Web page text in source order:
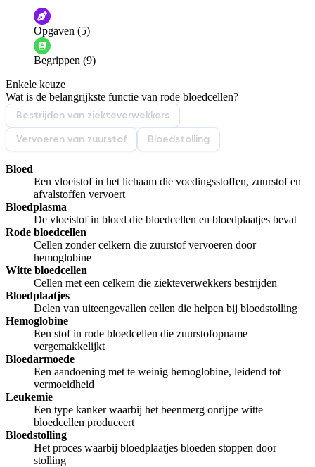
De audio is slecht
Informatie is onjuist
De docent is te langdradig
De uitleg gaat te langzaam
Afspelen werkte niet
Iets anders
Opgaven (5)
Begrippen (9)
Enkele keuze
Wat is de belangrijkste functie van rode bloedcellen?
Bestrijden van ziekteverwekkers
Vervoeren van zuurstof
Bloedstolling
Bloed
Een vloeistof in het lichaam die voedingsstoffen, zuurstof en
afvalstoffen vervoert
Bloedplasma
De vloeistof in bloed die bloedcellen en bloedplaatjes bevat
Rode bloedcellen
Cellen zonder celkern die zuurstof vervoeren door
hemoglobine
Witte bloedcellen
Cellen met een celkern die ziekteverwekkers bestrijden
Bloedplaatjes
Delen van uiteengevallen cellen die helpen bij bloedstolling
Hemoglobine
Een stof in rode bloedcellen die zuurstofopname
vergemakkelijkt
Bloedarmoede
Een aandoening met te weinig hemoglobine, leidend tot
vermoeidheid
Leukemie
Een type kanker waarbij het beenmerg onrijpe witte
bloedcellen produceert
Bloedstolling
Het proces waarbij bloedplaatjes bloeden stoppen door
stolling